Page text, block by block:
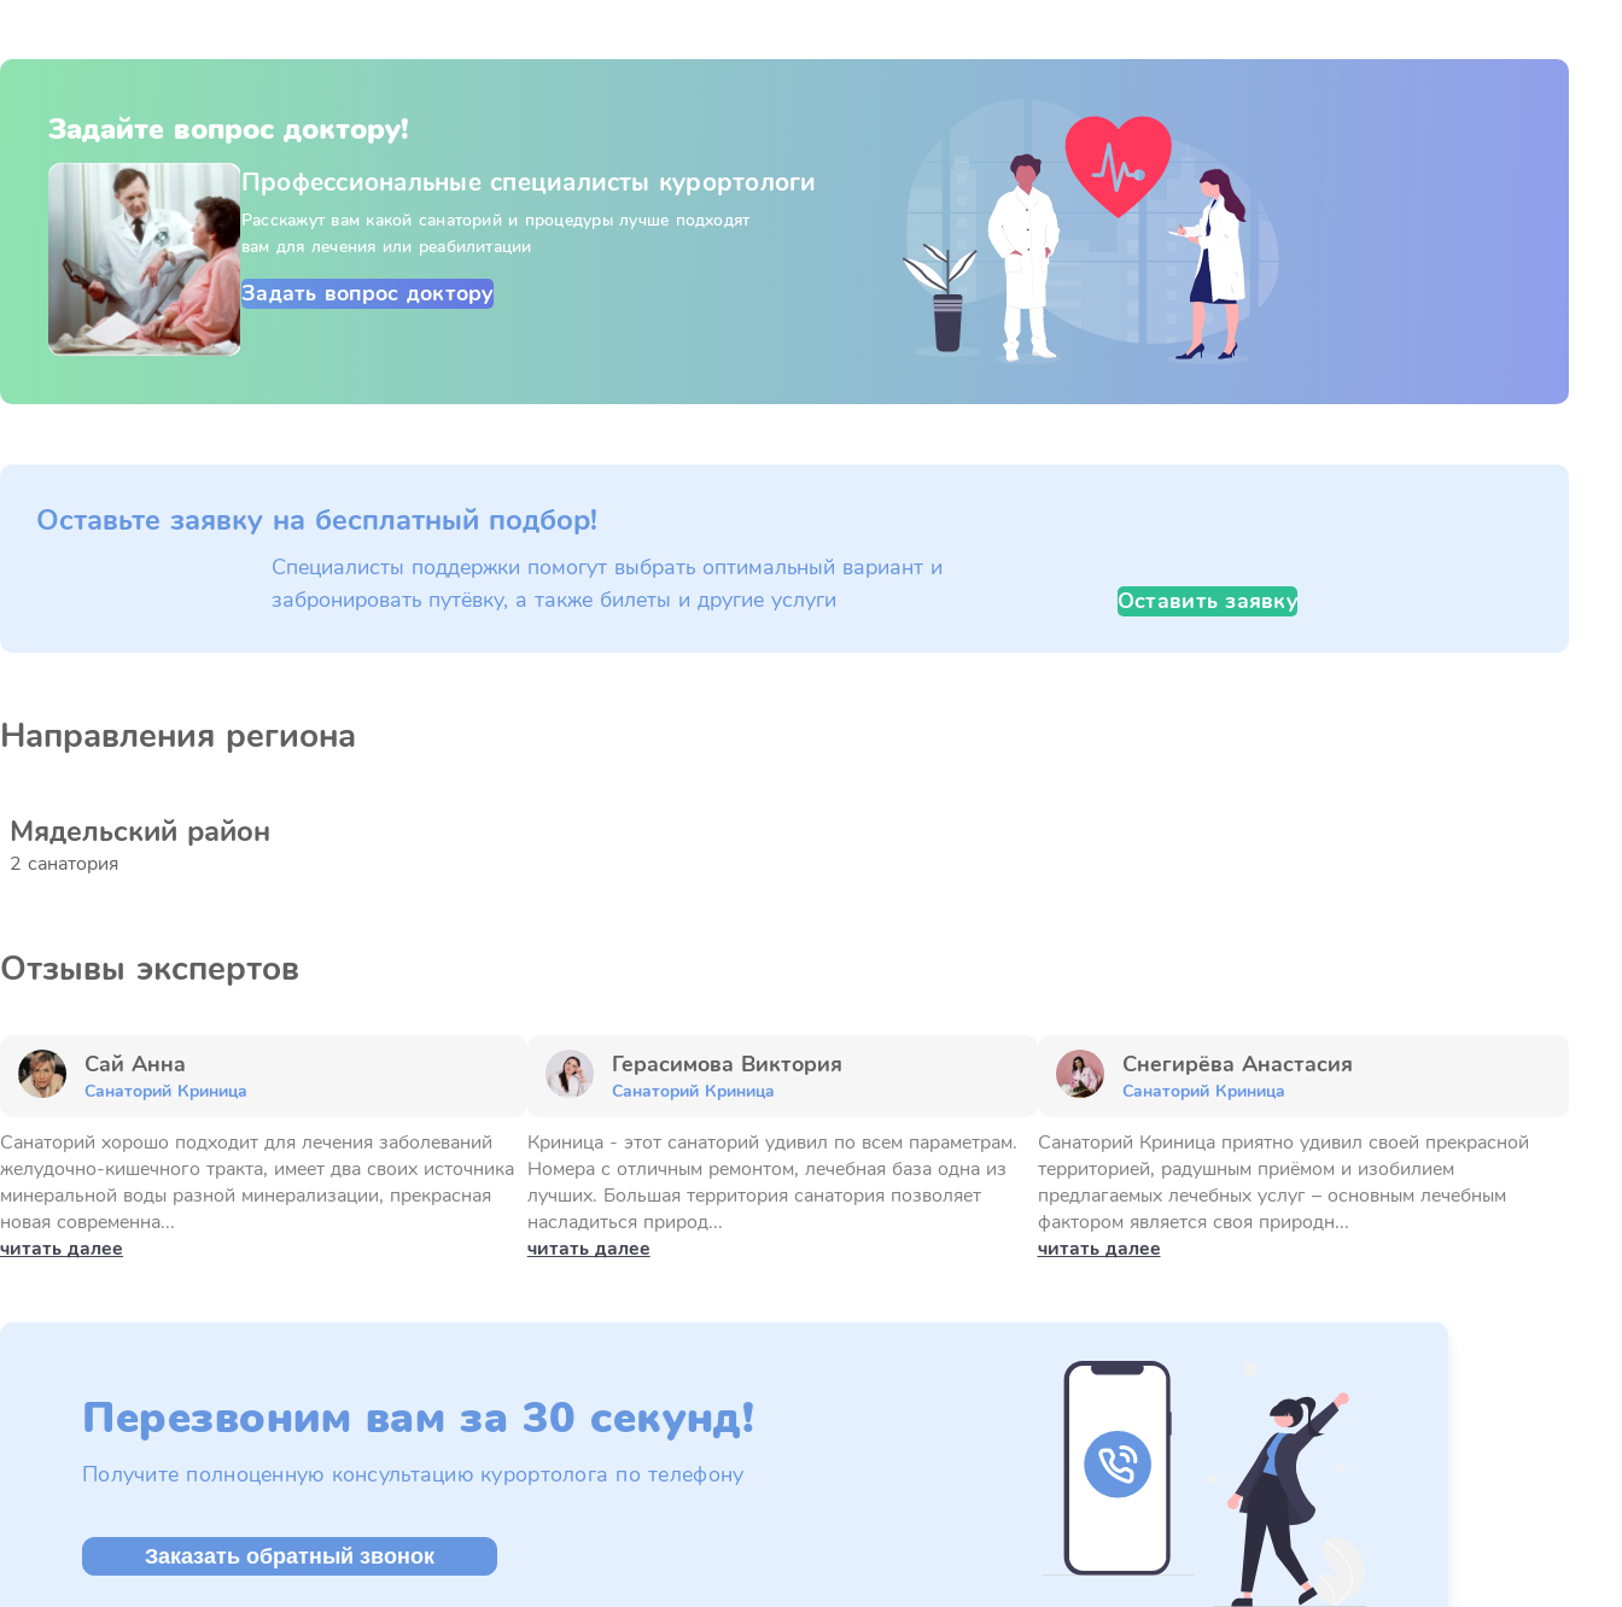
Задайте вопрос доктору!
Профессиональные специалисты курортологи
Расскажут вам какой санаторий и процедуры лучше подходят
вам для лечения или реабилитации
Задать вопрос доктору
Оставьте заявку на бесплатный подбор!
Специалисты поддержки помогут выбрать оптимальный вариант и
забронировать путёвку, а также билеты и другие услуги
Оставить заявку
Направления региона
Мядельский район
2 санатория
Отзывы экспертов
Сай Анна
Санаторий Криница
Санаторий хорошо подходит для лечения заболеваний
желудочно-кишечного тракта, имеет два своих источника
минеральной воды разной минерализации, прекрасная
новая современна...
читать далее
Герасимова Виктория
Санаторий Криница
Криница - этот санаторий удивил по всем параметрам.
Номера с отличным ремонтом, лечебная база одна из
лучших. Большая территория санатория позволяет
насладиться природ...
читать далее
Снегирёва Анастасия
Санаторий Криница
Санаторий Криница приятно удивил своей прекрасной
территорией, радушным приёмом и изобилием
предлагаемых лечебных услуг – основным лечебным
фактором является своя природн...
читать далее
Перезвоним вам за 30 секунд!
Получите полноценную консультацию курортолога по телефону
Заказать обратный звонок